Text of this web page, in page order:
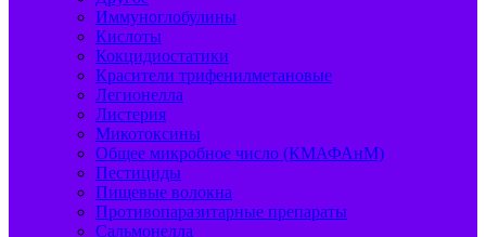
Иммуноглобулины
Кислоты
Кокцидиостатики
Красители трифенилметановые
Легионелла
Листерия
Микотоксины
Общее микробное число (КМАФАнМ)
Пестициды
Пищевые волокна
Противопаразитарные препараты
Сальмонелла